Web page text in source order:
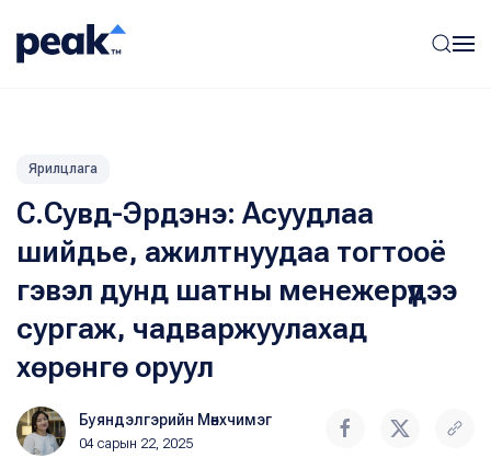
Ярилцлага
С.Сувд-Эрдэнэ: Асуудлаа
шийдье, ажилтнуудаа тогтооё
гэвэл дунд шатны менежерүүдээ
сургаж, чадваржуулахад
хөрөнгө оруул
Буяндэлгэрийн Мөнхчимэг
04 сарын 22, 2025